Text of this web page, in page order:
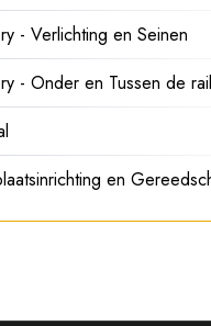
- Verlichting en Seinen
- Onder en Tussen de
en